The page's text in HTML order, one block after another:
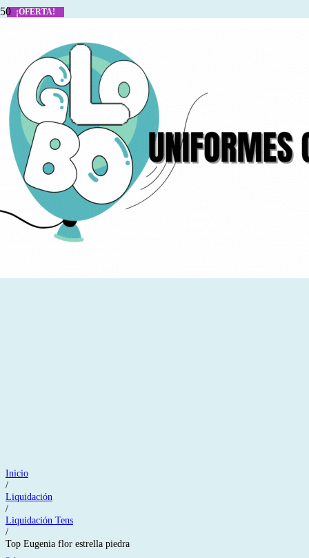
Inicio
/
Liquidación
/
Liquidación Tens
/
Top Eugenia flor estrella piedra
¡OFERTA!
¡OFERTA!
¡OFERTA!